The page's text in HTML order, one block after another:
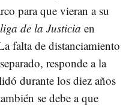
para que vieran a su
de la Justicia en
falta de distanciamiento
responde a la
durante los diez años
se debe a que